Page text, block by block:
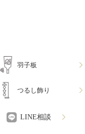
羽子板
つるし飾り
LINE相談